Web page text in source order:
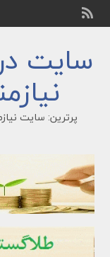
سایت
پرترین: سایت